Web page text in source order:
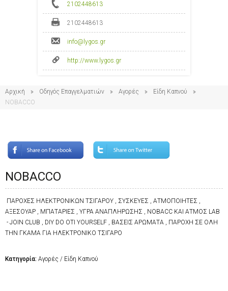
2102448613
2102448613
info@lygos.gr
http://www.lygos.gr
Αρχική Οδηγός Επαγγελματιών Αγορές
Είδη Καπνού
NOBACCO
NOBACCO
ΠΑΡΟΧΕΣ ΗΛΕΚΤΡΟΝΙΚΩΝ ΤΣΙΓΑΡΟΥ , ΣΥΣΚΕΥΕΣ , ΑΤΜΟΠΟΙΗΤΕΣ ,
ΑΞΕΣΟΥΑΡ , ΜΠΑΤΑΡΙΕΣ , ΥΓΡΑ ΑΝΑΠΛΗΡΩΣΗΣ , NOBACC KAI ΑΤΜΟΣ LAB
- JOIN CLUB , DIY DO OTI YOURSELF , ΒΑΣΕΙΣ ΑΡΩΜΑΤΑ , ΠΑΡΟΧΗ ΣΕ ΟΛΗ
ΤΗΝ ΓΚΑΜΑ ΓΙΑ ΗΛΕΚΤΡΟΝΙΚΟ ΤΣΙΓΑΡΟ
Κατηγορία: Αγορές / Είδη Καπνού